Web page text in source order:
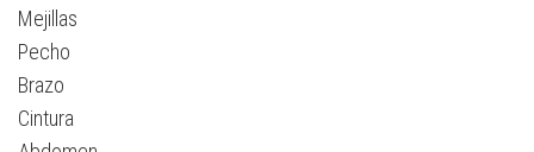
Mejillas
Pecho
Brazo
Cintura